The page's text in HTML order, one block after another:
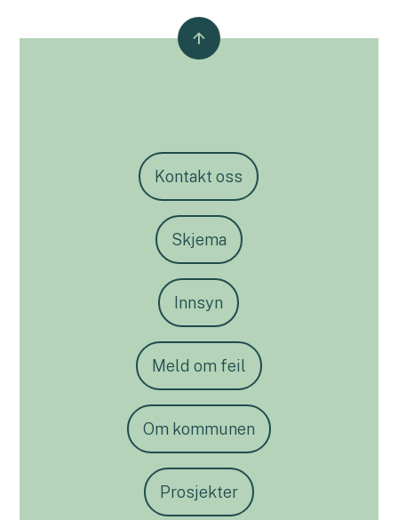
Kontakt oss
Skjema
Innsyn
Meld om feil
Om kommunen
Prosjekter